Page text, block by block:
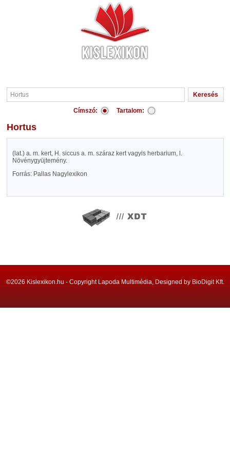
Címszó: Tartalom:
Hortus
(lat.) a. m. kert, H. siccus a. m. száraz kert vagyis herbarium, l.
Növénygyüjtemény.
Forrás: Pallas Nagylexikon
©2026 Kislexikon.hu - Copyright Lapoda Multimédia, Designed by BioDigit Kft.